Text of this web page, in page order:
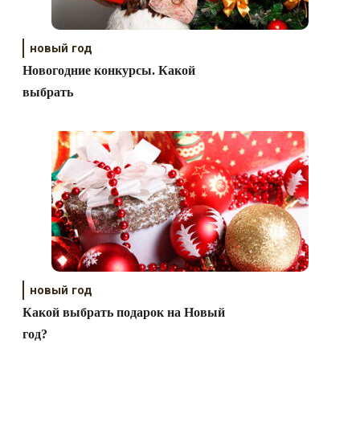
новый год
Новогодние конкурсы. Какой
выбрать
новый год
Какой выбрать подарок на Новый
год?